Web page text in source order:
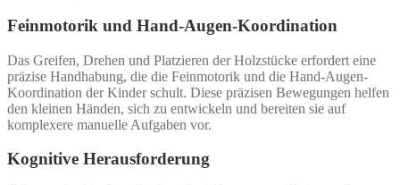
Feinmotorik und Hand-Augen-Koordination
Das Greifen, Drehen und Platzieren der Holzstücke erfordert eine
präzise Handhabung, die die Feinmotorik und die Hand-Augen-
Koordination der Kinder schult. Diese präzisen Bewegungen helfen
den kleinen Händen, sich zu entwickeln und bereiten sie auf
komplexere manuelle Aufgaben vor.
Kognitive Herausforderung